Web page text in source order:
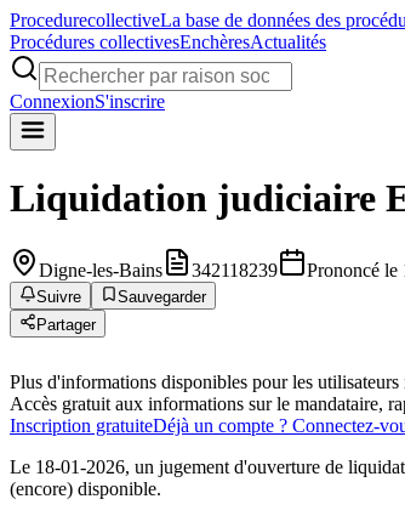
ProcedurecollectiveLa base de données des
Procédures collectivesEnchèresActualités
ConnexionS'inscrire
Liquidation judiciaire
Digne-les-Bains 342118239 Prononcé le
Suivre
Sauvegarder
Partager
Plus d'informations disponibles pour les utilisateurs
Accès gratuit aux informations sur le mandataire,
Inscription gratuiteDéjà un compte ? Connectez-
Le 18-01-2026, un jugement d'ouverture de
(encore) disponible.